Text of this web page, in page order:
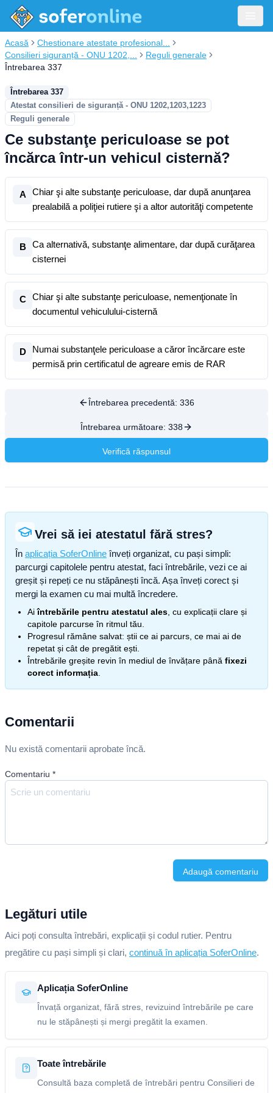
Acasă
Chestionare atestate profesional...
Consilieri siguranță - ONU 1202,...
Reguli generale
Întrebarea 337
Întrebarea 337
Atestat consilieri de siguranță - ONU 1202,1203,1223
Reguli generale
Ce substanţe periculoase se pot
încărca într-un vehicul cisternă?
A
Chiar şi alte substanţe periculoase, dar după anunţarea
prealabilă a poliţiei rutiere şi a altor autorităţi competente
B
Ca alternativă, substanţe alimentare, dar după curăţarea
cisternei
C
Chiar şi alte substanţe periculoase, nemenţionate în
documentul vehiculului-cisternă
D
Numai substanţele periculoase a căror încărcare este
permisă prin certificatul de agreare emis de RAR
Întrebarea precedentă: 336
Întrebarea următoare: 338
Verifică răspunsul
Vrei să iei atestatul fără stres?
În aplicația SoferOnline înveți organizat, cu pași simpli:
parcurgi capitolele pentru atestat, faci întrebările, vezi ce ai
greșit și repeți ce nu stăpânești încă. Așa înveți corect și
mergi la examen cu mai multă încredere.
Aiîntrebările pentru atestatul ales , cu explicații clare și
capitole parcurse în ritmul tău.
Progresul rămâne salvat: știi ce ai parcurs, ce mai ai de
repetat și cât de pregătit ești.
Întrebările greșite revin în mediul de învățare până fixezi
corect informația
Comentarii
Nu există comentarii aprobate încă.
Comentariu *
Adaugă comentariu
Legături utile
Aici poți consulta întrebări, explicații și codul rutier. Pentru
pregătire cu pași simpli și clari, continuă în aplicația SoferOnline.
Aplicația SoferOnline
Învață organizat, fără stres, revizuind întrebările pe care
nu le stăpânești și mergi pregătit la examen.
Toate întrebările
Consultă baza completă de întrebări pentru Consilieri de